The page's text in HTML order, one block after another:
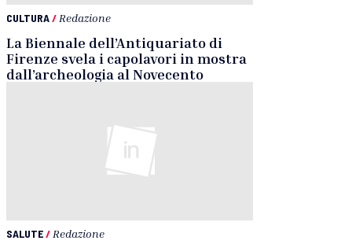
CULTURA/ Redazione
La Biennale dell’Antiquariato di
Firenze svela i capolavori in mostra
dall’archeologia al Novecento
SALUTE/ Redazione